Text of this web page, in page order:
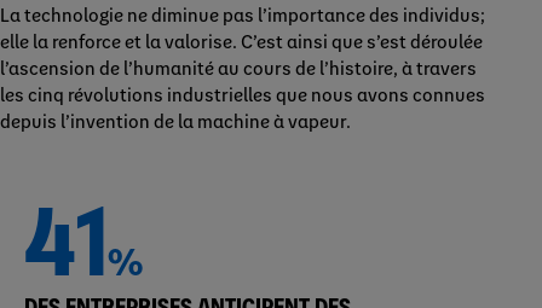
La technologie ne diminue pas l’importance des individus;
elle la renforce et la valorise. C’est ainsi que s’est déroulée
l’ascension de l’humanité au cours de l’histoire, à travers
les cinq révolutions industrielles que nous avons connues
depuis l’invention de la machine à vapeur.
41%